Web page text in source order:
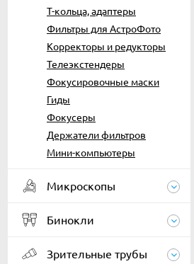
Т-кольца, адаптеры
Фильтры для АстроФото
Корректоры и редукторы
Телеэкстендеры
Фокусировочные маски
Гиды
Фокусеры
Держатели фильтров
Мини-компьютеры
Микроскопы
Бинокли
Зрительные трубы